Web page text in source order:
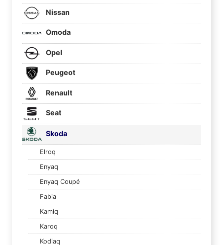
Nissan
Omoda
Opel
Peugeot
Renault
Seat
Skoda
Elroq
Enyaq
Enyaq Coupé
Fabia
Kamiq
Karoq
Kodiaq